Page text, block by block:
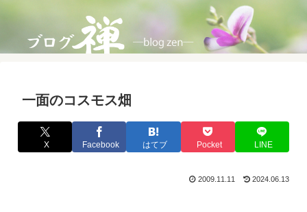
一面のコスモス畑
X Facebook はてブ Pocket LINE
2009.11.11 2024.06.13